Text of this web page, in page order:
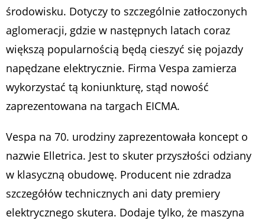
środowisku. Dotyczy to szczególnie zatłoczonych
aglomeracji, gdzie w następnych latach coraz
większą popularnością będą cieszyć się pojazdy
napędzane elektrycznie. Firma Vespa zamierza
wykorzystać tą koniunkturę, stąd nowość
zaprezentowana na targach EICMA.
Vespa na 70. urodziny zaprezentowała koncept o
nazwie Elletrica. Jest to skuter przyszłości odziany
w klasyczną obudowę. Producent nie zdradza
szczegółów technicznych ani daty premiery
elektrycznego skutera. Dodaje tylko, że maszyna